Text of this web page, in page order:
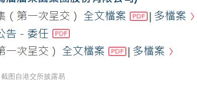
截图自港交所披露易